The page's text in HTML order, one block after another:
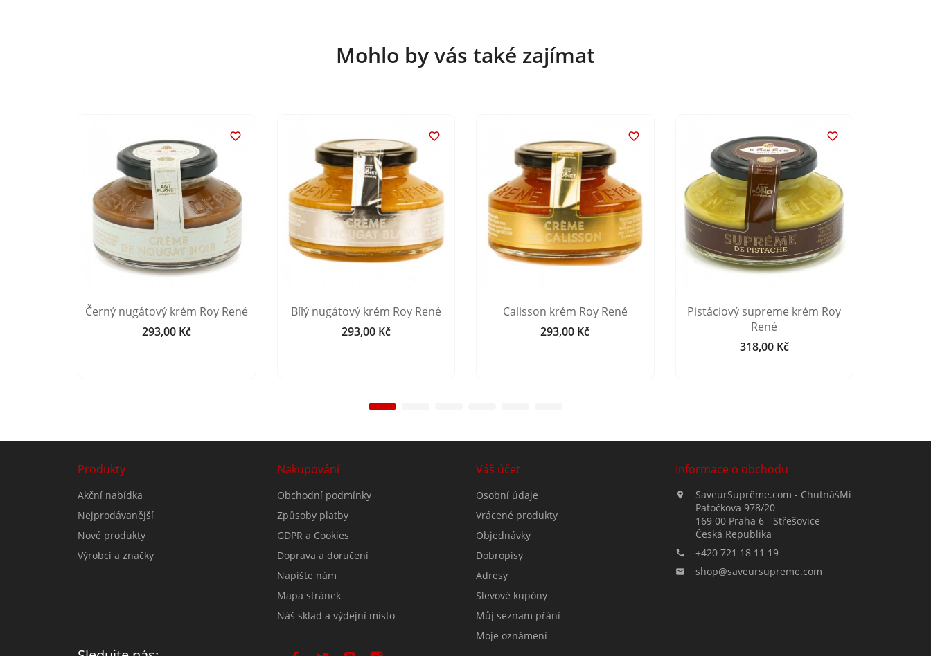
Mohlo by vás také zajímat

Černý nugátový krém Roy René
Cena
293,00 Kč

Bílý nugátový krém Roy René
Cena
293,00 Kč

Calisson krém Roy René
Cena
293,00 Kč

Pistáciový supreme krém Roy
René
Cena
318,00 Kč
Produkty
Akční nabídka
Nejprodávanější
Nové produkty
Výrobci a značky
Nakupování
Obchodní podmínky
Způsoby platby
GDPR a Cookies
Doprava a doručení
Napište nám
Mapa stránek
Náš sklad a výdejní místo
Váš účet
Osobní údaje
Vrácené produkty
Objednávky
Dobropisy
Adresy
Slevové kupóny
Můj seznam přání
Moje oznámení
Informace o obchodu

SaveurSuprême.com - ChutnášMi
Patočkova 978/20
169 00 Praha 6 - Střešovice
Česká Republika
 +420 721 18 11 19
 shop@saveursupreme.com